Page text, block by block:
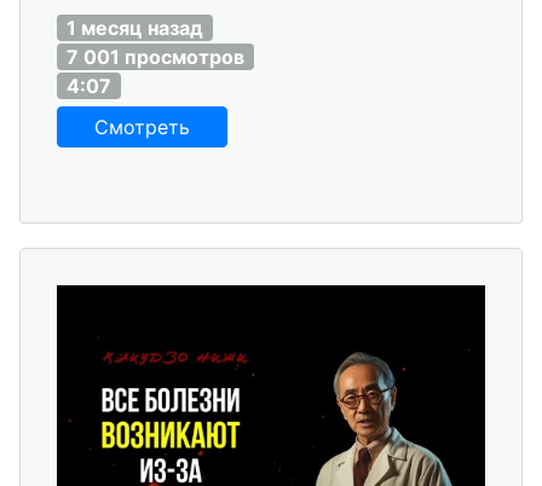
1 месяц назад
7 001 просмотров
4:07
Смотреть